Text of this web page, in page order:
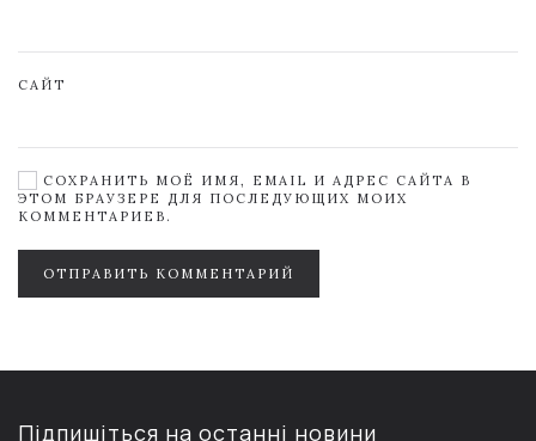
САЙТ
СОХРАНИТЬ МОЁ ИМЯ, EMAIL И АДРЕС САЙТА В
ЭТОМ БРАУЗЕРЕ ДЛЯ ПОСЛЕДУЮЩИХ МОИХ
КОММЕНТАРИЕВ.
ОТПРАВИТЬ КОММЕНТАРИЙ
Підпишіться на останні новини